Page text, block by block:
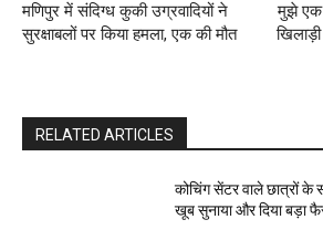
मणिपुर में संदिग्ध कुकी उग्रवादियों ने
सुरक्षाबलों पर किया हमला, एक की मौत
मुझे एक
RELATED ARTICLES
कोचिंग सेंटर वाले छात्रों
खूब सुनाया और दिया बड़ा